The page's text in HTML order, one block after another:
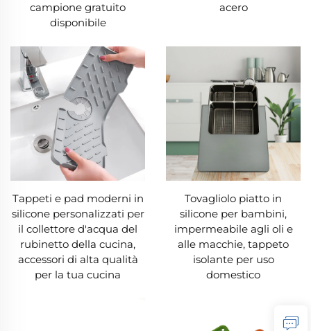
campione gratuito
disponibile
acero
Tappeti e pad moderni in
silicone personalizzati per
il collettore d'acqua del
rubinetto della cucina,
accessori di alta qualità
per la tua cucina
Tovagliolo piatto in
silicone per bambini,
impermeabile agli oli e
alle macchie, tappeto
isolante per uso
domestico